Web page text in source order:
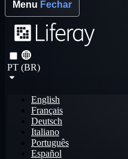
Menu Fechar
PT (BR)
English
Français
Deutsch
Italiano
Português
Español